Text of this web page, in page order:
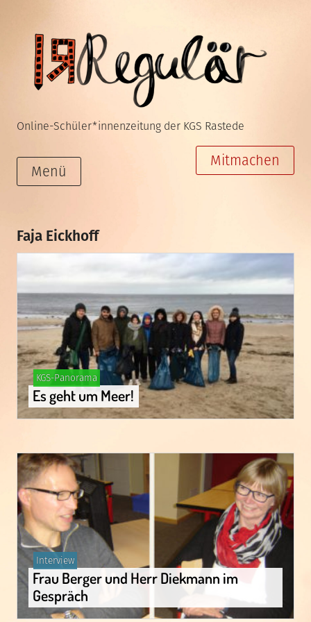
Inhalt
springen
Online-Schüler*innenzeitung der KGS Rastede
Menü
Mitmachen
Faja Eickhoff
Gepostet
in
KGS-Panorama
Es geht um Meer!
Gepostet
in
Interview
Frau Berger und Herr Diekmann im
Gespräch